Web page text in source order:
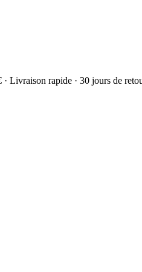
Livraison rapide · 30 jours de